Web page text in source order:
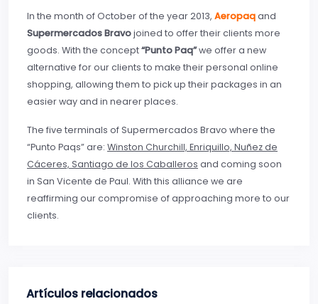
In the month of October of the year 2013, Aeropaqand
Supermercados Bravojoined to offer their clients more
goods. With the concept“Punto Paq”we offer a new
alternative for our clients to make their personal online
shopping, allowing them to pick up their packages in an
easier way and in nearer places.
The five terminals of Supermercados Bravo where the
“Punto Paqs” are: Winston Churchill, Enriquillo, Nuñez de
Cáceres, Santiago de los Caballeros and coming soon
in San Vicente de Paul. With this alliance we are
reaffirming our compromise of approaching more to our
clients.
Artículos relacionados